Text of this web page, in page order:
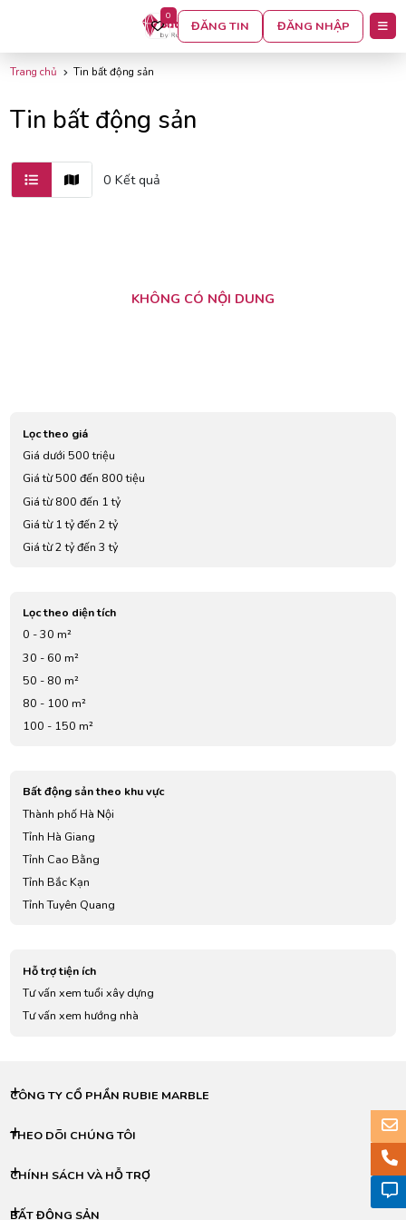
0
ĐĂNG TIN ĐĂNG NHẬP
Trang chủ Tin bất động sản
Tin bất động sản
0 Kết quả
KHÔNG CÓ NỘI DUNG
Lọc theo giá
Giá dưới 500 triệu
Giá từ 500 đến 800 tiệu
Giá từ 800 đến 1 tỷ
Giá từ 1 tỷ đến 2 tỷ
Giá từ 2 tỷ đến 3 tỷ
Lọc theo diện tích
0 - 30 m²
30 - 60 m²
50 - 80 m²
80 - 100 m²
100 - 150 m²
Bất động sản theo khu vực
Thành phố Hà Nội
Tỉnh Hà Giang
Tỉnh Cao Bằng
Tỉnh Bắc Kạn
Tỉnh Tuyên Quang
Tỉnh Lai Châu
Tỉnh Sơn La
Tỉnh Yên Bái
Tỉnh Lạng Sơn
Tỉnh Bắc Giang
Tỉnh Vĩnh Phúc
Hỗ trợ tiện ích
Tư vấn xem tuổi xây dựng
Tư vấn xem hướng nhà
CÔNG TY CỔ PHẦN RUBIE MARBLE
THEO DÕI CHÚNG TÔI
CHÍNH SÁCH VÀ HỖ TRỢ
BẤT ĐỘNG SẢN